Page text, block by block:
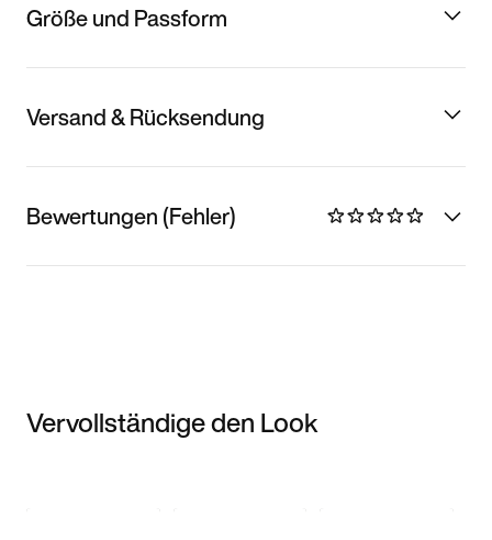
Größe und Passform
Versand & Rücksendung
Bewertungen (Fehler)
Vervollständige den Look